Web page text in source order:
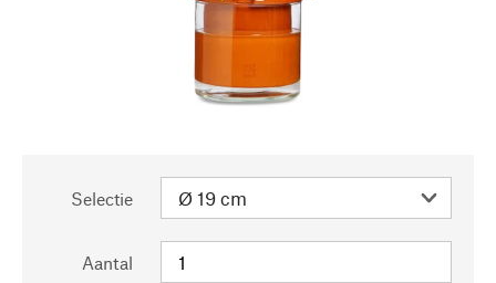
Selectie
Aantal